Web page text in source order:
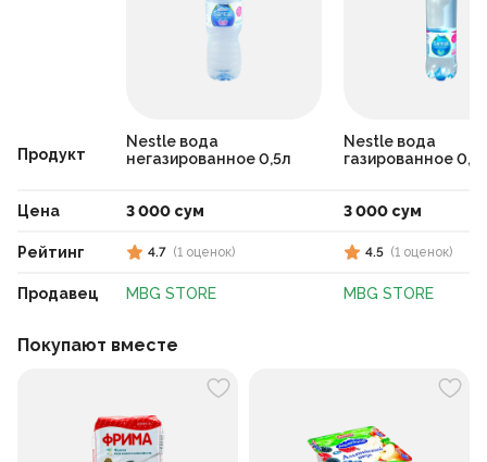
Продукт
Цена
Рейтинг
Продавец
Nestle вода
негазированное 0,5л
3 000 сум
4.7 (1 оценок)
MBG STORE
Nestle вода
газированное
3 000 сум
4.5 (1 оценок)
MBG STORE
Покупают вместе